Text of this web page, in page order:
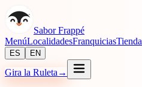
Sabor Frappé
MenúLocalidadesFranquiciasTienda
ES EN
Gira la Ruleta →